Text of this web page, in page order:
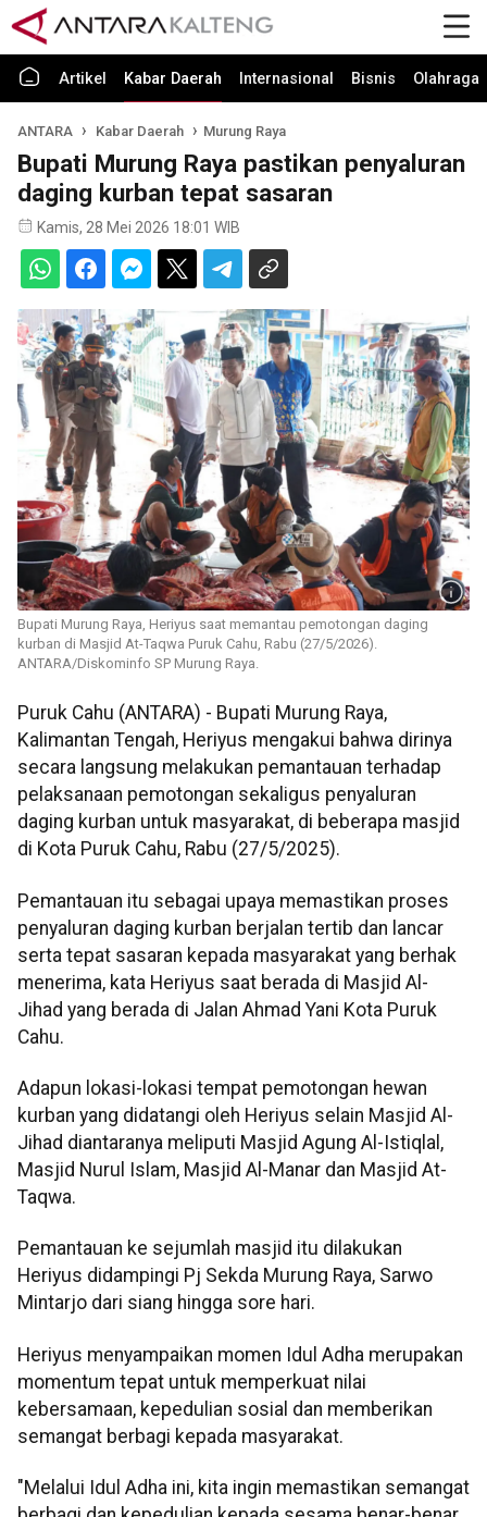
Artikel Kabar Daerah Internasional Bisnis Olahraga
ANTARA Kabar Daerah Murung Raya
Bupati Murung Raya pastikan penyaluran
daging kurban tepat sasaran
Kamis, 28 Mei 2026 18:01 WIB
Bupati Murung Raya, Heriyus saat memantau pemotongan daging
kurban di Masjid At-Taqwa Puruk Cahu, Rabu (27/5/2026).
ANTARA/Diskominfo SP Murung Raya.
Puruk Cahu (ANTARA) - Bupati Murung Raya,
Kalimantan Tengah, Heriyus mengakui bahwa dirinya
secara langsung melakukan pemantauan terhadap
pelaksanaan pemotongan sekaligus penyaluran
daging kurban untuk masyarakat, di beberapa masjid
di Kota Puruk Cahu, Rabu (27/5/2025).
Pemantauan itu sebagai upaya memastikan proses
penyaluran daging kurban berjalan tertib dan lancar
serta tepat sasaran kepada masyarakat yang berhak
menerima, kata Heriyus saat berada di Masjid Al-
Jihad yang berada di Jalan Ahmad Yani Kota Puruk
Cahu.
Adapun lokasi-lokasi tempat pemotongan hewan
kurban yang didatangi oleh Heriyus selain Masjid Al-
Jihad diantaranya meliputi Masjid Agung Al-Istiqlal,
Masjid Nurul Islam, Masjid Al-Manar dan Masjid At-
Taqwa.
Pemantauan ke sejumlah masjid itu dilakukan
Heriyus didampingi Pj Sekda Murung Raya, Sarwo
Mintarjo dari siang hingga sore hari.
Heriyus menyampaikan momen Idul Adha merupakan
momentum tepat untuk memperkuat nilai
kebersamaan, kepedulian sosial dan memberikan
semangat berbagi kepada masyarakat.
"Melalui Idul Adha ini, kita ingin memastikan semangat